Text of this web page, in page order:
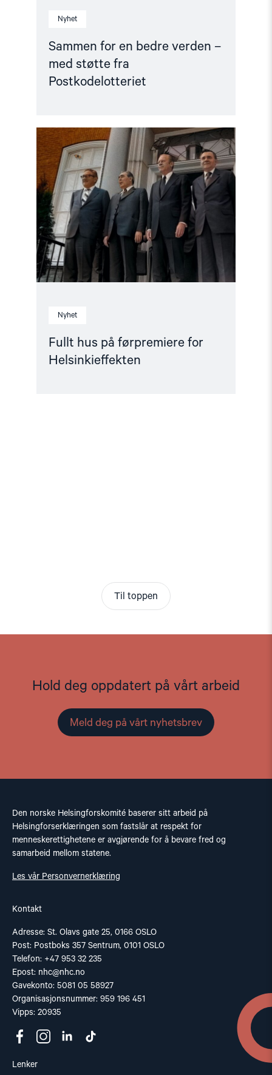
Nyhet
Sammen for en bedre verden –
med støtte fra
Postkodelotteriet
Nyhet
Fullt hus på førpremiere for
Helsinkieffekten
Read
article
"Fullt
hus
på
førpremiere
for
Helsinkieffekten"
Til toppen
Hold deg oppdatert på vårt arbeid
Meld deg på vårt nyhetsbrev
Den norske Helsingforskomité baserer sitt arbeid på
Helsingforserklæringen som fastslår at respekt for
menneskerettighetene er avgjørende for å bevare fred og
samarbeid mellom statene.
Les vår Personvernerklæring
Kontakt
Adresse: St. Olavs gate 25, 0166 OSLO
Post: Postboks 357 Sentrum, 0101 OSLO
Telefon: +47 953 32 235
Epost: nhc@nhc.no
Gavekonto: 5081 05 58927
Organisasjonsnummer: 959 196 451
Vipps: 20935
Lenker